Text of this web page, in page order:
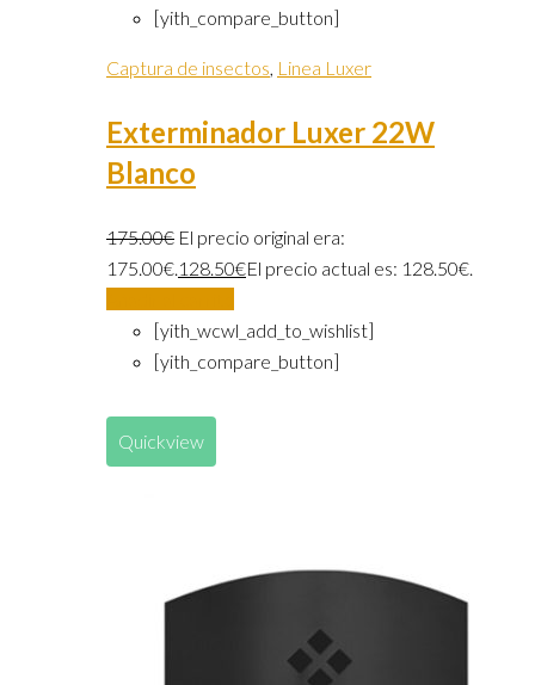
[yith_compare_button]
Captura de insectos, Linea Luxer
Exterminador Luxer 22W
Blanco
175.00€ El precio original era:
175.00€.128.50€El precio actual es: 128.50€.
[yith_wcwl_add_to_wishlist]
[yith_compare_button]
Quickview